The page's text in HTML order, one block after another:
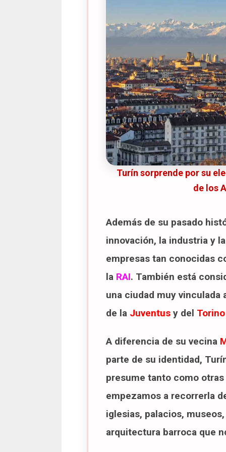
Pizzium
Poormanger
Información práctica
Dónde alojarse en Turín
Lo que más nos gustó
Mapa de los 15 lugares que
Turín sorprende por su
de los
Además de su pasado
innovación, la industria y
empresas tan conocidas
la RAI. También está
una ciudad muy
de la Juventus y del
A diferencia de su vecina
parte de su identidad,
presume tanto como
empezamos a recorrerla
iglesias, palacios,
arquitectura barroca que